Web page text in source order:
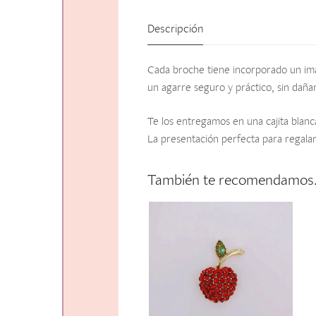
Descripción
Cada broche tiene incorporado un
un agarre seguro y práctico, sin
Te los entregamos en una cajita
La presentación perfecta para
También te